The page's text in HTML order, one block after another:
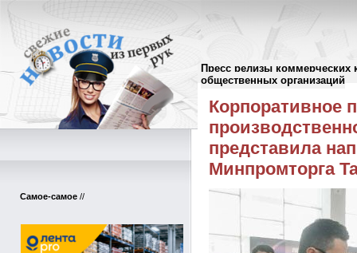
Пресс релизы коммерческих
общественных организаций
Самое-самое //
Пресс-релизы//
Корпоративное
представила
Минпромторга